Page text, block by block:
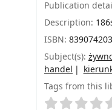
Publication
Description:
ISBN:
Subject(s):
handel
Tags from this
Star ratings